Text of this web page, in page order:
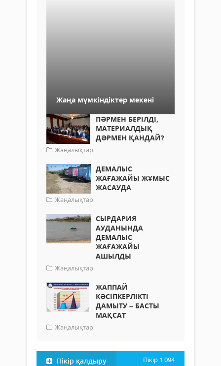
Жаңа мүмкіндіктер мекені
ПӘРМЕН БЕРІЛДІ,
МАТЕРИАЛДЫҚ
ДӘРМЕН ҚАНДАЙ?
Жаңалықтар
ДЕМАЛЫС
ЖАҒАЖАЙЫ ЖҰМЫС
ЖАСАУДА
Жаңалықтар
СЫРДАРИЯ
АУДАНЫНДА
ДЕМАЛЫС
ЖАҒАЖАЙЫ
АШЫЛДЫ
Жаңалықтар
ЖАППАЙ
КӘСІПКЕРЛІКТІ
ДАМЫТУ – БАСТЫ
МАҚСАТ
Жаңалықтар
Пікір қалдыру Пікір 1 094